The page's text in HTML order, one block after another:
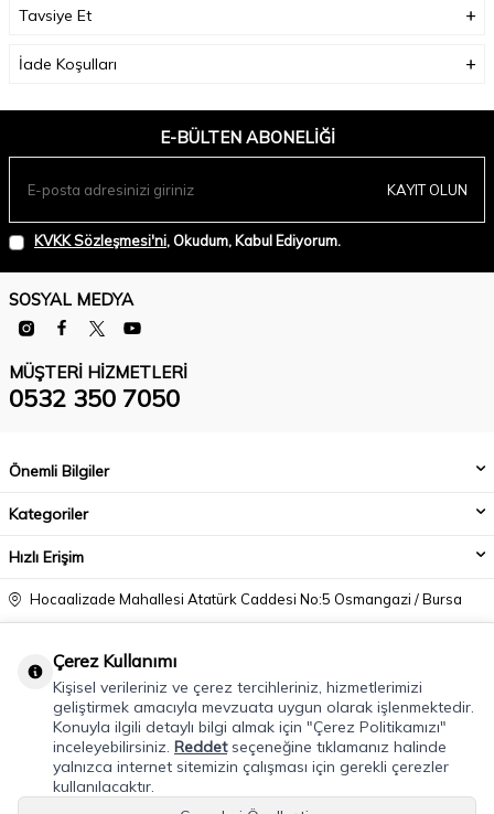
Tavsiye Et
İade Koşulları
E-BÜLTEN ABONELIĞI
KAYIT OLUN
KVKK Sözleşmesi'ni, Okudum, Kabul Ediyorum.
SOSYAL MEDYA
MÜŞTERI HIZMETLERI
0532 350 7050
Önemli Bilgiler
Kategoriler
Hızlı Erişim
Hocaalizade Mahallesi Atatürk Caddesi No:5 Osmangazi / Bursa
info@modacadiri.com
Çerez Kullanımı
Kişisel verileriniz ve çerez tercihleriniz, hizmetlerimizi
geliştirmek amacıyla mevzuata uygun olarak işlenmektedir.
Konuyla ilgili detaylı bilgi almak için "Çerez Politikamızı"
inceleyebilirsiniz. Reddetseçeneğine tıklamanız halinde
yalnızca internet sitemizin çalışması için gerekli çerezler
kullanılacaktır.